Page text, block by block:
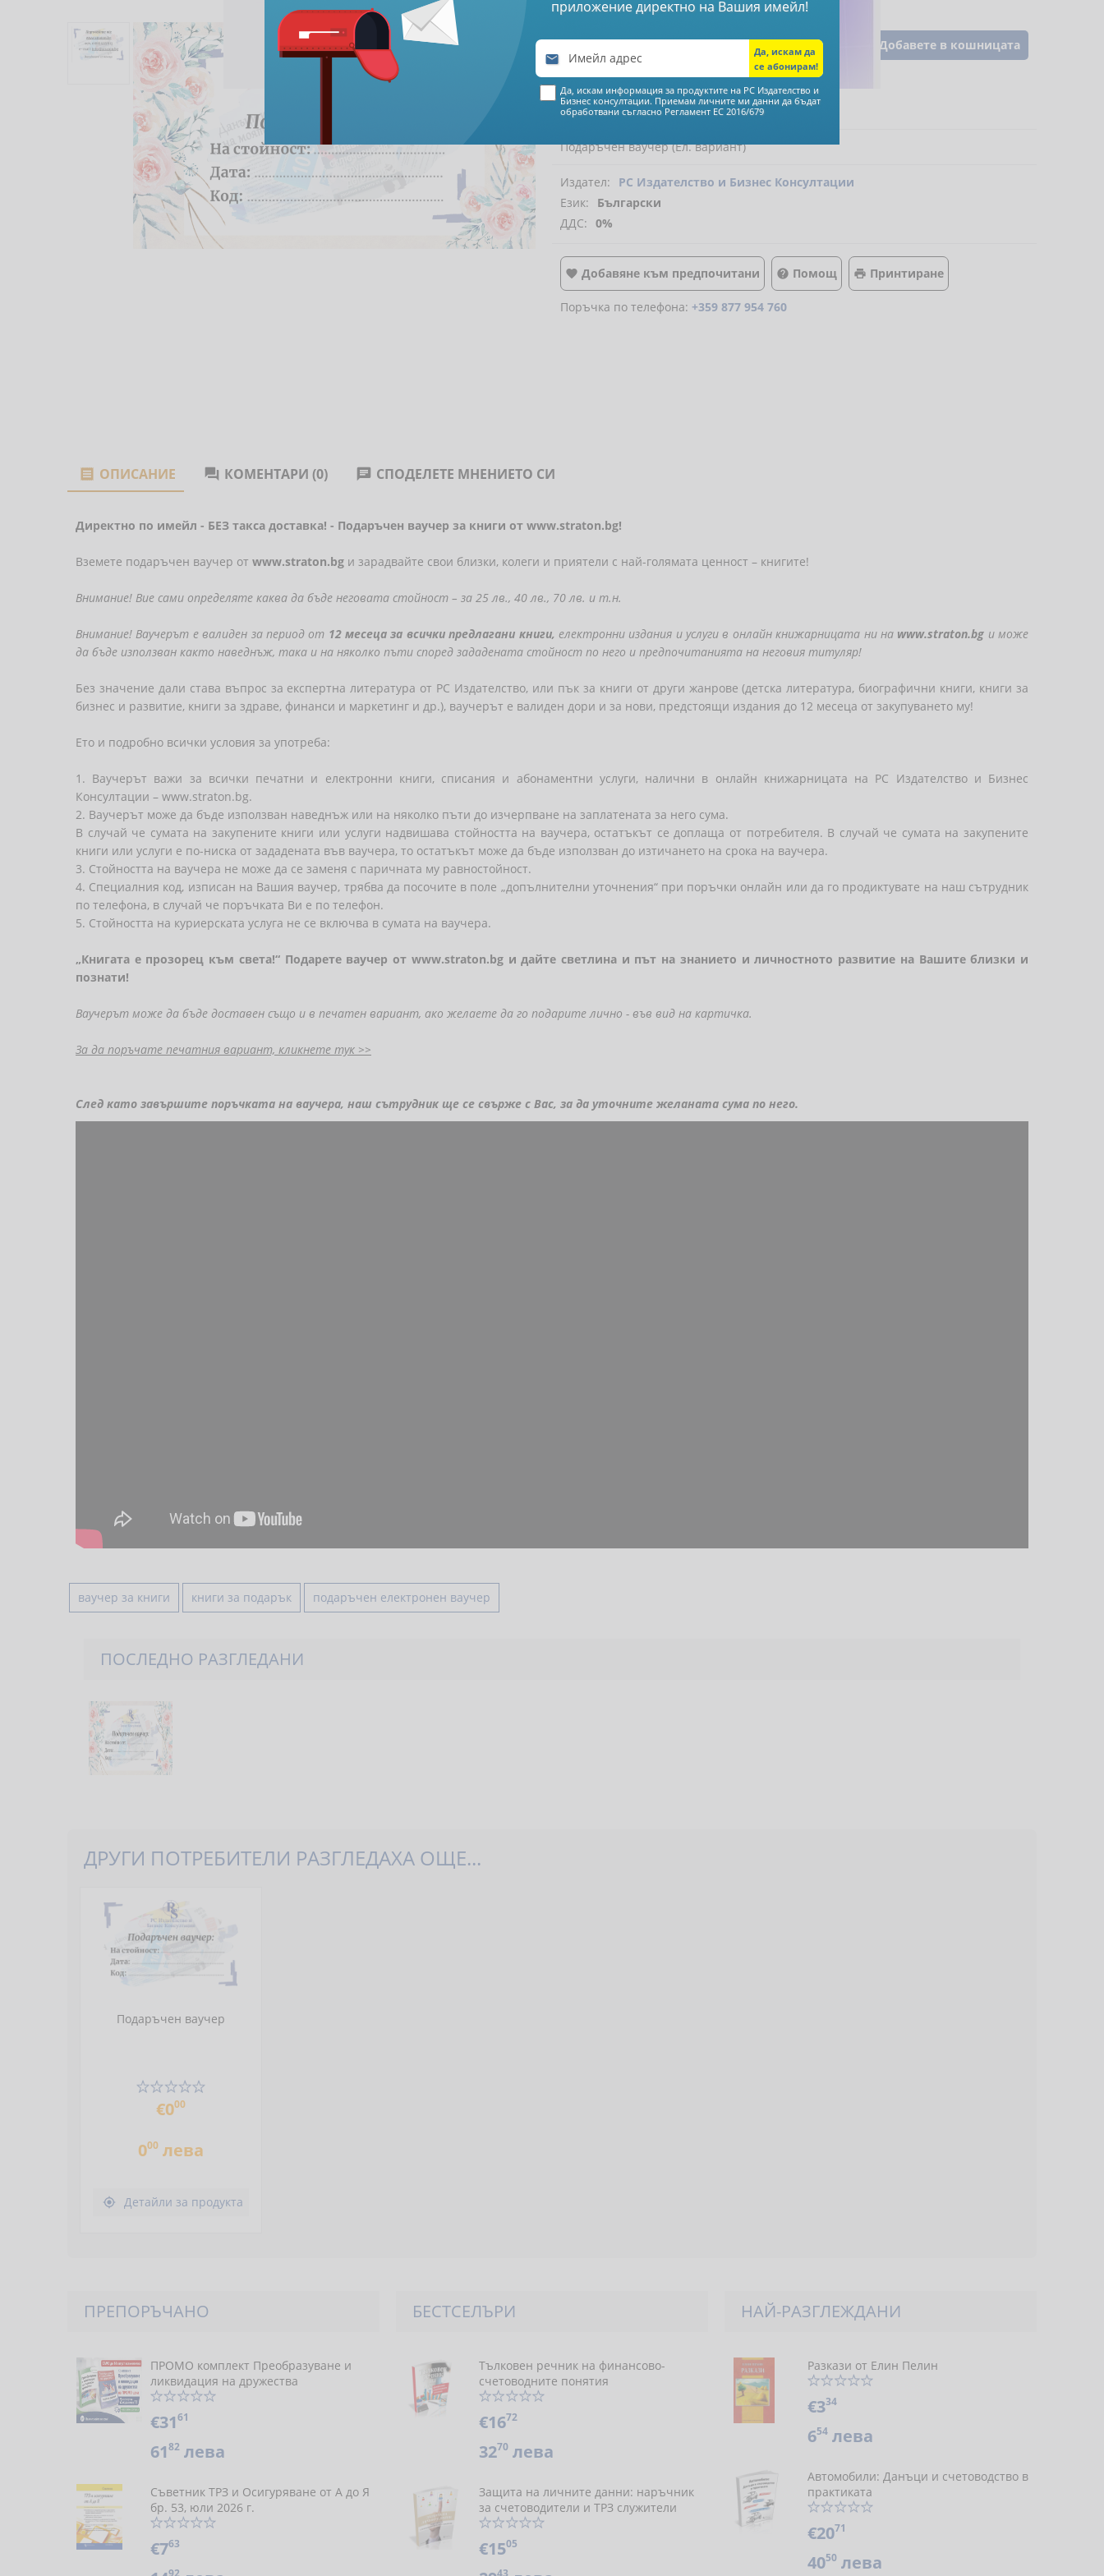
Добавете в кошницата
€ 000
000 лева
Подаръчен ваучер (Ел. вариант)
Издател:
РС Издателство и Бизнес Консултации
Език:
Български
ДДС: 0%
 Добавяне към предпочитани  Помощ  Принтиране
Поръчка по телефона: +359 877 954 760
 ОПИСАНИЕ  КОМЕНТАРИ (0)  СПОДЕЛЕТЕ МНЕНИЕТО СИ
Директно по имейл - БЕЗ такса доставка! - Подаръчен ваучер за книги от www.straton.bg!
Вземете подаръчен ваучер от www.straton.bg и зарадвайте свои близки, колеги и приятели с най-голямата ценност – книгите!
Внимание! Вие сами определяте каква да бъде неговата стойност – за 25 лв., 40 лв., 70 лв. и т.н.
Внимание! Ваучерът е валиден за период от 12 месеца за всички предлагани книги, електронни издания и услуги в онлайн книжарницата ни на www.straton.bg и може
да бъде използван както наведнъж, така и на няколко пъти според зададената стойност по него и предпочитанията на неговия титуляр!
Без значение дали става въпрос за експертна литература от РС Издателство, или пък за книги от други жанрове (детска литература, биографични книги, книги за
бизнес и развитие, книги за здраве, финанси и маркетинг и др.), ваучерът е валиден дори и за нови, предстоящи издания до 12 месеца от закупуването му!
Ето и подробно всички условия за употреба:
1. Ваучерът важи за всички печатни и електронни книги, списания и абонаментни услуги, налични в онлайн книжарницата на РС Издателство и Бизнес
Консултации – www.straton.bg.
2. Ваучерът може да бъде използван наведнъж или на няколко пъти до изчерпване на заплатената за него сума.
В случай че сумата на закупените книги или услуги надвишава стойността на ваучера, остатъкът се доплаща от потребителя. В случай че сумата на закупените
книги или услуги е по-ниска от зададената във ваучера, то остатъкът може да бъде използван до изтичането на срока на ваучера.
3. Стойността на ваучера не може да се заменя с паричната му равностойност.
4. Специалния код, изписан на Вашия ваучер, трябва да посочите в поле „допълнителни уточнения“ при поръчки онлайн или да го продиктувате на наш сътрудник
по телефона, в случай че поръчката Ви е по телефон.
5. Стойността на куриерската услуга не се включва в сумата на ваучера.
„Книгата е прозорец към света!“ Подарете ваучер от www.straton.bg и дайте светлина и път на знанието и личностното развитие на Вашите близки и
познати!
Ваучерът може да бъде доставен също и в печатен вариант, ако желаете да го подарите лично - във вид на картичка.
За да поръчате печатния вариант, кликнете тук >>
След като завършите поръчката на ваучера, наш сътрудник ще се свърже с Вас, за да уточните желаната сума по него.
ваучер за книги книги за подарък подаръчен електронен ваучер
ПОСЛЕДНО РАЗГЛЕДАНИ
ДРУГИ ПОТРЕБИТЕЛИ РАЗГЛЕДАХА ОЩЕ...
Подаръчен ваучер
€000
000 лева
 Детайли за продукта
ПРЕПОРЪЧАНО
ПРОМО комплект Преобразуване и
ликвидация на дружества
€3161
6182 лева
Съветник ТРЗ и Осигуряване от А до Я
бр. 53, юли 2026 г.
€763
92
БЕСТСЕЛЪРИ
Тълковен речник на финансово-
счетоводните понятия
€1672
3270лева
Защита на личните данни: наръчник
за счетоводители и ТРЗ служители
€1505
43
НАЙ-РАЗГЛЕЖДАНИ
Разкази от Елин Пелин
€334
654лева
Автомобили: Данъци и счетоводство в
практиката
€2071
4050лева
приложение директно на Вашия имейл!

Да, искам информация за продуктите на РС Издателство и
Бизнес консултации. Приемам личните ми данни да бъдат
обработвани съгласно Регламент ЕС 2016/679